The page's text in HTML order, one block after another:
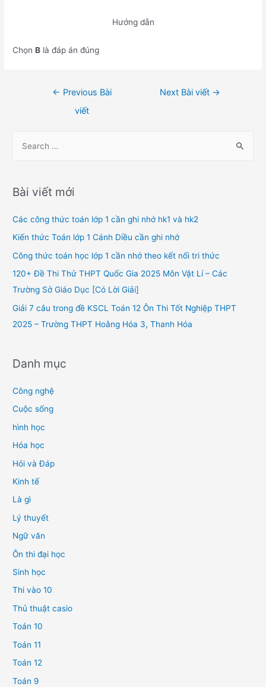
Hướng dẫn
ChọnB là đáp án đúng
← Previous Bài
viết
Next Bài viết →
r
h
f
o
Bài viết mới
Các công thức toán lớp 1 cần ghi nhớ hk1 và hk2
Kiến thức Toán lớp 1 Cánh Diều cần ghi nhớ
Công thức toán học lớp 1 cần nhớ theo kết nối tri thức
120+ Đề Thi Thử THPT Quốc Gia 2025 Môn Vật Lí – Các
Trường Sở Giáo Dục [Có Lời Giải]
Giải 7 câu trong đề KSCL Toán 12 Ôn Thi Tốt Nghiệp THPT
2025 – Trường THPT Hoằng Hóa 3, Thanh Hóa
Danh mục
Công nghệ
Cuộc sống
hình học
Hóa học
Hỏi và Đáp
Kinh tế
Là gì
Lý thuyết
Ngữ văn
Ôn thi đại học
Sinh học
Thi vào 10
Thủ thuật casio
Toán 10
Toán 11
Toán 12
Toán 9